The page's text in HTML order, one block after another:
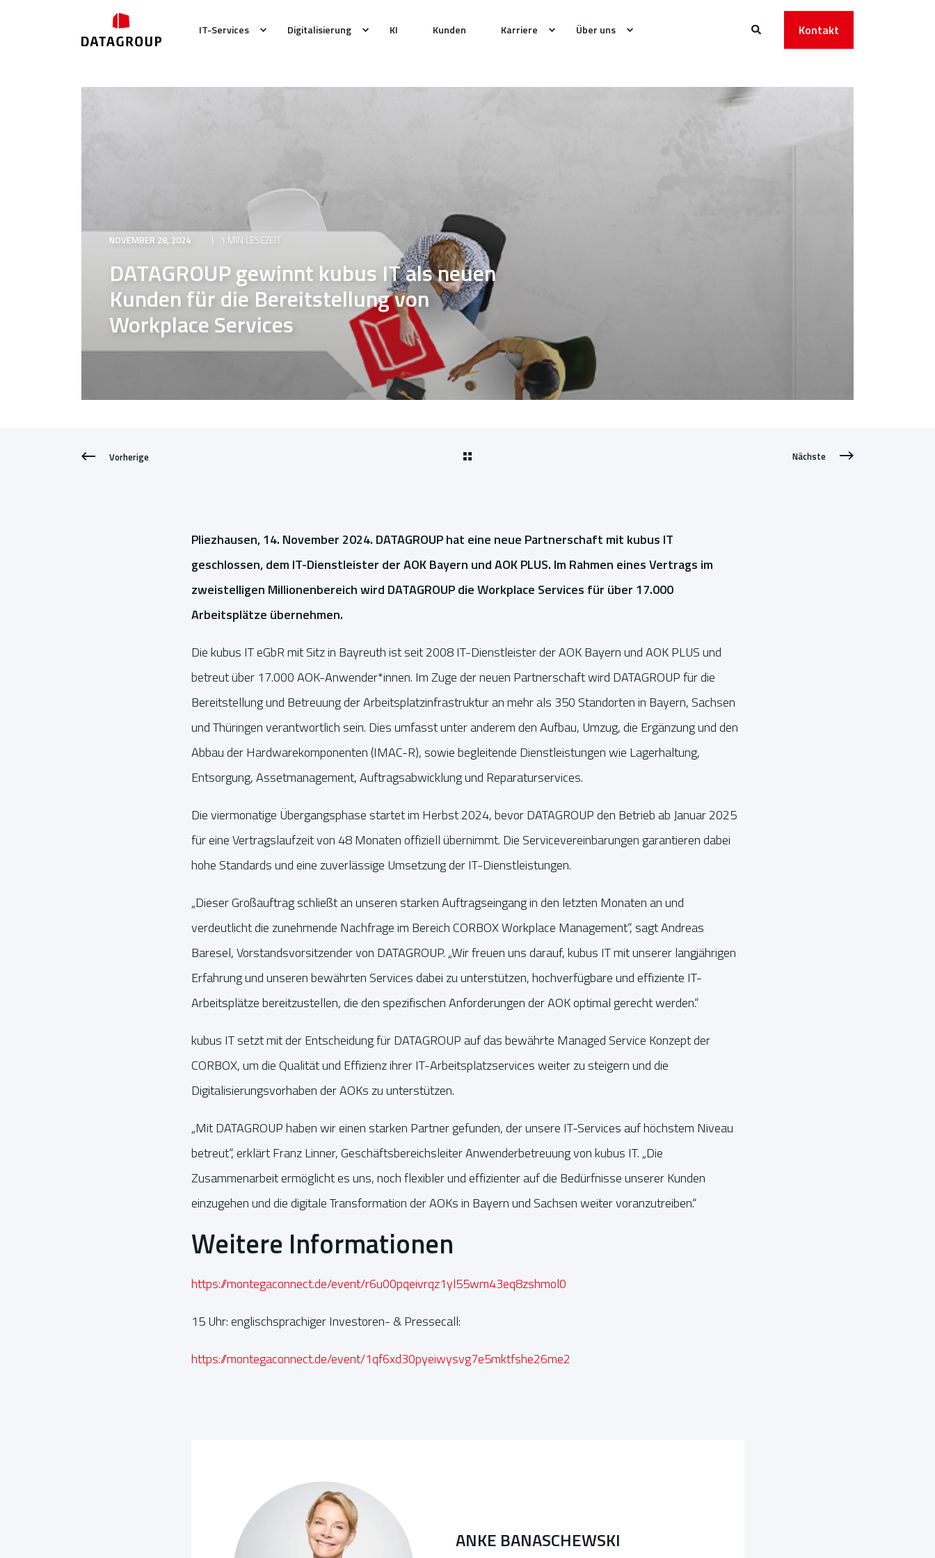
IT-Services Digitalisierung KI Kunden Karriere Über uns Kontakt
NOVEMBER 28, 2024 1 MIN LESEZEIT
DATAGROUP gewinnt kubus IT als neuen
Kunden für die Bereitstellung von
Workplace Services
Vorherige Nächste
Pliezhausen, 14. November 2024. DATAGROUP hat eine neue Partnerschaft mit kubus IT
geschlossen, dem IT-Dienstleister der AOK Bayern und AOK PLUS. Im Rahmen eines Vertrags im
zweistelligen Millionenbereich wird DATAGROUP die Workplace Services für über 17.000
Arbeitsplätze übernehmen.
Die kubus IT eGbR mit Sitz in Bayreuth ist seit 2008 IT-Dienstleister der AOK Bayern und AOK PLUS und
betreut über 17.000 AOK-Anwender*innen. Im Zuge der neuen Partnerschaft wird DATAGROUP für die
Bereitstellung und Betreuung der Arbeitsplatzinfrastruktur an mehr als 350 Standorten in Bayern, Sachsen
und Thüringen verantwortlich sein. Dies umfasst unter anderem den Aufbau, Umzug, die Ergänzung und den
Abbau der Hardwarekomponenten (IMAC-R), sowie begleitende Dienstleistungen wie Lagerhaltung,
Entsorgung, Assetmanagement, Auftragsabwicklung und Reparaturservices.
Die viermonatige Übergangsphase startet im Herbst 2024, bevor DATAGROUP den Betrieb ab Januar 2025
für eine Vertragslaufzeit von 48 Monaten offiziell übernimmt. Die Servicevereinbarungen garantieren dabei
hohe Standards und eine zuverlässige Umsetzung der IT-Dienstleistungen.
„Dieser Großauftrag schließt an unseren starken Auftragseingang in den letzten Monaten an und
verdeutlicht die zunehmende Nachfrage im Bereich CORBOX Workplace Management“, sagt Andreas
Baresel, Vorstandsvorsitzender von DATAGROUP. „Wir freuen uns darauf, kubus IT mit unserer langjährigen
Erfahrung und unseren bewährten Services dabei zu unterstützen, hochverfügbare und effiziente IT-
Arbeitsplätze bereitzustellen, die den spezifischen Anforderungen der AOK optimal gerecht werden.“
kubus IT setzt mit der Entscheidung für DATAGROUP auf das bewährte Managed Service Konzept der
CORBOX, um die Qualität und Effizienz ihrer IT-Arbeitsplatzservices weiter zu steigern und die
Digitalisierungsvorhaben der AOKs zu unterstützen.
„Mit DATAGROUP haben wir einen starken Partner gefunden, der unsere IT-Services auf höchstem Niveau
betreut“, erklärt Franz Linner, Geschäftsbereichsleiter Anwenderbetreuung von kubus IT. „Die
Zusammenarbeit ermöglicht es uns, noch flexibler und effizienter auf die Bedürfnisse unserer Kunden
einzugehen und die digitale Transformation der AOKs in Bayern und Sachsen weiter voranzutreiben.“
Weitere Informationen
https://montegaconnect.de/event/r6u00pqeivrqz1yl55wm43eq8zshmol0
15 Uhr: englischsprachiger Investoren- & Pressecall:
https://montegaconnect.de/event/1qf6xd30pyeiwysvg7e5mktfshe26me2
ANKE BANASCHEWSKI